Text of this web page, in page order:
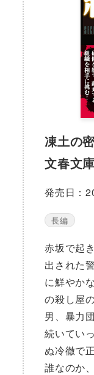
凍土の
文春文
発売日：
長編
赤坂で起
出された
に鮮やか
の殺し屋
男、暴力
続いてい
ぬ冷徹で
誰なのか